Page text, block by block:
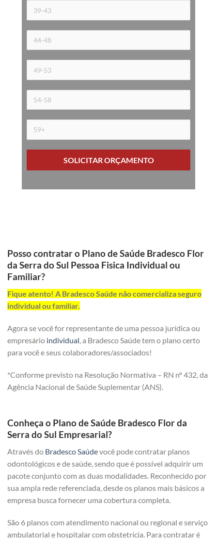
SOLICITAR ORÇAMENTO
Posso contratar o Plano de Saúde Bradesco Flor
da Serra do Sul Pessoa Fisica Individual ou
Familiar?
Fique atento! A Bradesco Saúde não comercializa seguro
individual ou familiar.
Agora se você for representante de uma pessoa jurídica ou
empresário individual , a Bradesco Saúde tem o plano certo
para você e seus colaboradores/associados!
*Conforme previsto na Resolução Normativa – RN nº 432, da
Agência Nacional de Saúde Suplementar (ANS).
Conheça o Plano de Saúde Bradesco Flor da
Serra do Sul Empresarial?
Através do Bradesco Saúdevocê pode contratar planos
odontológicos e de saúde, sendo que é possível adquirir um
pacote conjunto com as duas modalidades. Reconhecido por
sua ampla rede referenciada, desde os planos mais básicos a
empresa busca fornecer uma cobertura completa.
São 6 planos com atendimento nacional ou regional e serviço
ambulatorial e hospitalar com obstetrícia. Para contratar é